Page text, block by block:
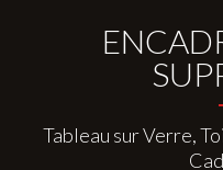
Tableau sur Verre,